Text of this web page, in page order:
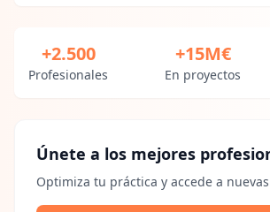
+2.500
Profesionales
+15M€
En proyectos
Únete a los mejores
Optimiza tu práctica y accede a